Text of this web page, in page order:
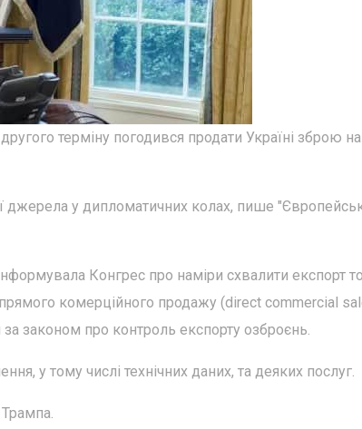
терміну погодився продати Україні зброю
у дипломатичних колах, пише
Конгрес про наміри схвалити експорт
комерційного продажу (direct commercial
законом про контроль експорту озброєнь.
у тому числі технічних даних, та деяких послуг.